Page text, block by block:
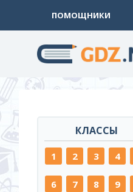
ПОМОЩНИКИ
КЛАССЫ
1 2 3 4
6 7 8 9